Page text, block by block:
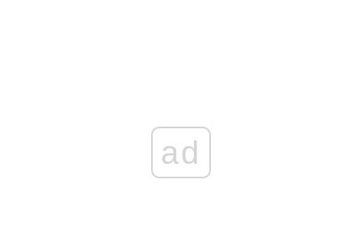
ad